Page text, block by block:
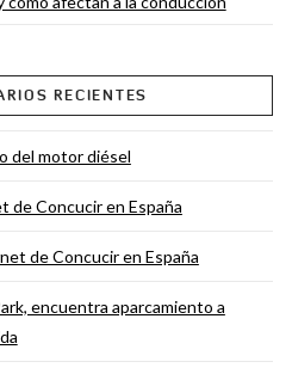
RECIENTES
del motor diésel
de Concucir en España
de Concucir en España
encuentra aparcamiento a